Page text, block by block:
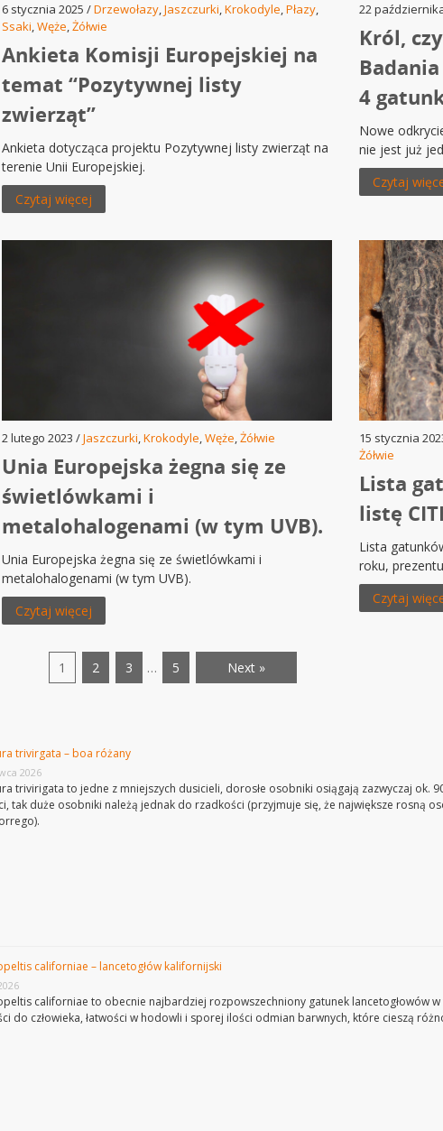
6 stycznia 2025 /Drzewołazy,Jaszczurki,Krokodyle,Płazy,
Ssaki,Węże,Żółwie
Ankieta Komisji Europejskiej na
temat “Pozytywnej listy
zwierząt”
Ankieta dotycząca projektu Pozytywnej listy zwierząt na
terenie Unii Europejskiej.
Czytaj więcej
22
Król,
4
Nowe
nie jest już
Czytaj
2 lutego 2023 /Jaszczurki,Krokodyle,Węże,Żółwie
Unia Europejska żegna się ze
świetlówkami i
metalohalogenami (w tym UVB).
Unia Europejska żegna się ze świetlówkami i
metalohalogenami (w tym UVB).
Czytaj więcej
15 stycznia
Żółwie
Lista
listę
Lista
roku,
Czytaj
1 2 3 … 5 Next »
trivirgata – boa różany
2026
trivirigata to jedne z mniejszych dusicieli, dorosłe osobniki osiągają zazwyczaj ok.
tak duże osobniki należą jednak do rzadkości (przyjmuje się, że największe rosną
californiae – lancetogłów kalifornijski
californiae to obecnie najbardziej rozpowszechniony gatunek lancetogłowów w
do człowieka, łatwości w hodowli i sporej ilości odmian barwnych, które cieszą